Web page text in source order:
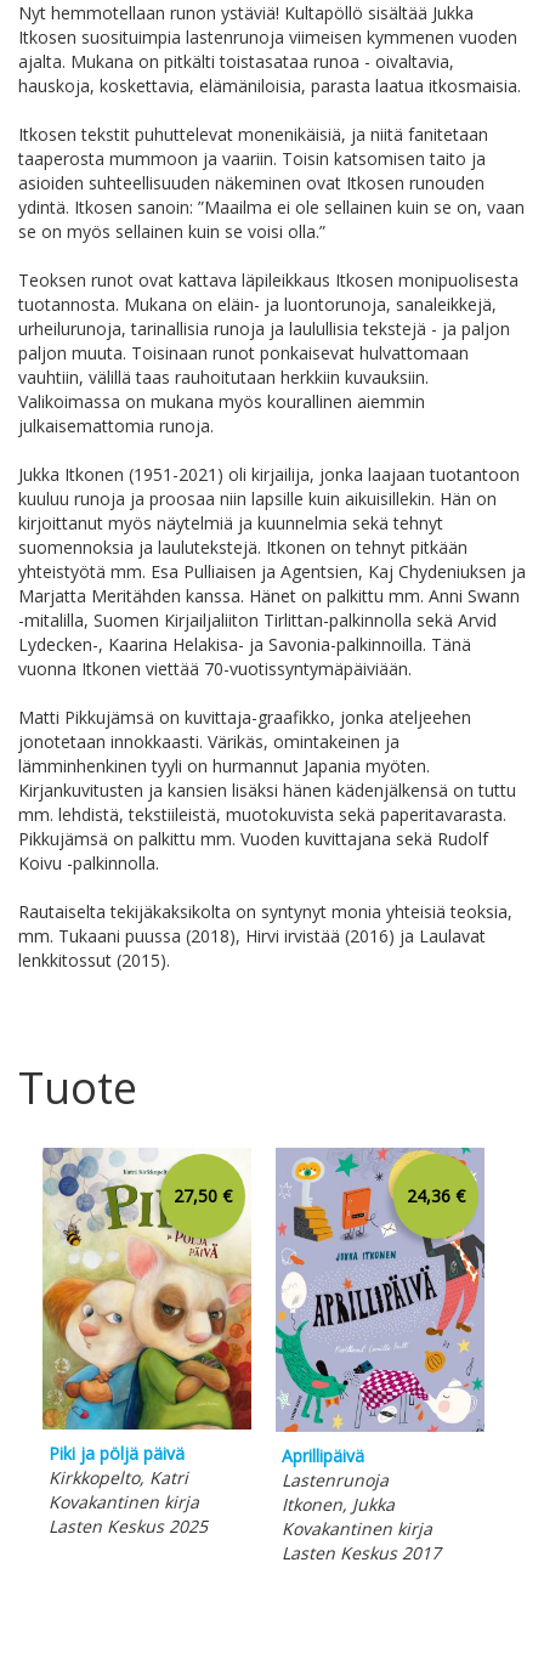
Nyt hemmotellaan runon ystäviä! Kultapöllö sisältää Jukka
Itkosen suosituimpia lastenrunoja viimeisen kymmenen vuoden
ajalta. Mukana on pitkälti toistasataa runoa - oivaltavia,
hauskoja, koskettavia, elämäniloisia, parasta laatua itkosmaisia.
Itkosen tekstit puhuttelevat monenikäisiä, ja niitä fanitetaan
taaperosta mummoon ja vaariin. Toisin katsomisen taito ja
asioiden suhteellisuuden näkeminen ovat Itkosen runouden
ydintä. Itkosen sanoin: ”Maailma ei ole sellainen kuin se on, vaan
se on myös sellainen kuin se voisi olla.”
Teoksen runot ovat kattava läpileikkaus Itkosen monipuolisesta
tuotannosta. Mukana on eläin- ja luontorunoja, sanaleikkejä,
urheilurunoja, tarinallisia runoja ja laulullisia tekstejä - ja paljon
paljon muuta. Toisinaan runot ponkaisevat hulvattomaan
vauhtiin, välillä taas rauhoitutaan herkkiin kuvauksiin.
Valikoimassa on mukana myös kourallinen aiemmin
julkaisemattomia runoja.
Jukka Itkonen (1951-2021) oli kirjailija, jonka laajaan tuotantoon
kuuluu runoja ja proosaa niin lapsille kuin aikuisillekin. Hän on
kirjoittanut myös näytelmiä ja kuunnelmia sekä tehnyt
suomennoksia ja laulutekstejä. Itkonen on tehnyt pitkään
yhteistyötä mm. Esa Pulliaisen ja Agentsien, Kaj Chydeniuksen ja
Marjatta Meritähden kanssa. Hänet on palkittu mm. Anni Swann
-mitalilla, Suomen Kirjailjaliiton Tirlittan-palkinnolla sekä Arvid
Lydecken-, Kaarina Helakisa- ja Savonia-palkinnoilla. Tänä
vuonna Itkonen viettää 70-vuotissyntymäpäiviään.
Matti Pikkujämsä on kuvittaja-graafikko, jonka ateljeehen
jonotetaan innokkaasti. Värikäs, omintakeinen ja
lämminhenkinen tyyli on hurmannut Japania myöten.
Kirjankuvitusten ja kansien lisäksi hänen kädenjälkensä on tuttu
mm. lehdistä, tekstiileistä, muotokuvista sekä paperitavarasta.
Pikkujämsä on palkittu mm. Vuoden kuvittajana sekä Rudolf
Koivu -palkinnolla.
Rautaiselta tekijäkaksikolta on syntynyt monia yhteisiä teoksia,
mm. Tukaani puussa (2018), Hirvi irvistää (2016) ja Laulavat
lenkkitossut (2015).
Tuote
27,50 €
Piki ja pöljä päivä
Kirkkopelto, Katri
Kovakantinen kirja
Lasten Keskus 2025
24,36 €
Aprillipäivä
Lastenrunoja
Itkonen, Jukka
Kovakantinen kirja
Lasten Keskus 2017